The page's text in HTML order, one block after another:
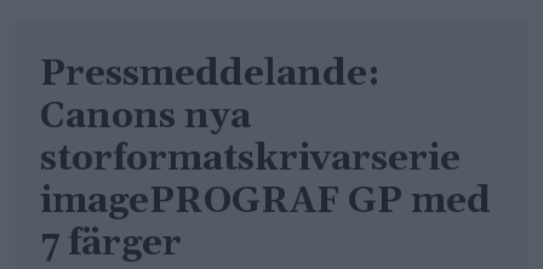
Pressmeddelande:
Canons nya
storformatskrivarserie
imagePROGRAF GP med
7 färger